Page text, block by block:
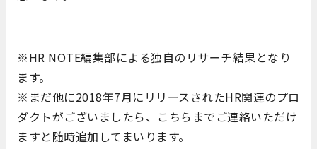
※HR NOTE編集部による独自のリサーチ結果となり
ます。
※まだ他に2018年7月にリリースされたHR関連のプロ
ダクトがございましたら、こちらまでご連絡いただけ
ますと随時追加してまいります。